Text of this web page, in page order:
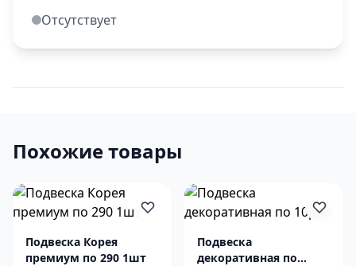
Отсутствует
Похожие товары
Подвеска Корея
премиум по 290 1шт
Подвеска
декоративная по